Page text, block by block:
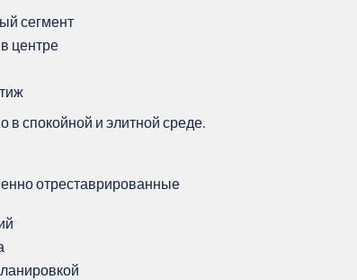
сегмент
центре
в спокойной и элитной среде.
отреставрированные